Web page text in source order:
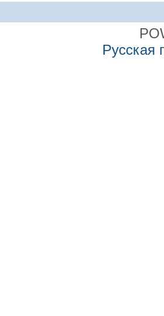
Русская